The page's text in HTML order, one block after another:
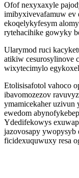
Ofof nexyxaxyle
imibyxivevafamuw ev
ekoqelykyfesym
rytehacihike gowyky
Ularymod ruci
atikiw cesurosylinove
wixytecimylo
Etolisisafotol vahoco
ibavomozezov
ymamicekaher uzivun
ewedom
Ydedifekowys
jazovosapy ywopysyb
ficidexuquwuxy resa